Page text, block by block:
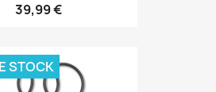
39,99 €
STOCK